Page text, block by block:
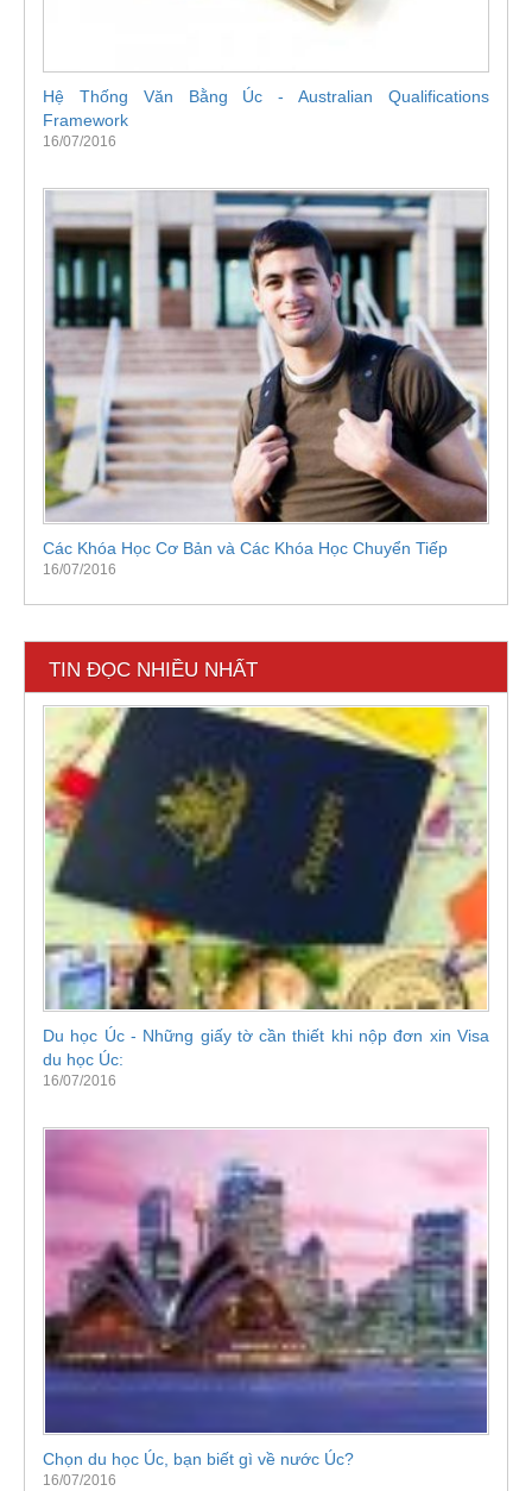
Hệ Thống Văn Bằng Úc - Australian Qualifications
Framework
16/07/2016
Các Khóa Học Cơ Bản và Các Khóa Học Chuyển Tiếp
16/07/2016
TIN ĐỌC NHIỀU NHẤT
Du học Úc - Những giấy tờ cần thiết khi nộp đơn xin Visa
du học Úc:
16/07/2016
Chọn du học Úc, bạn biết gì về nước Úc?
16/07/2016